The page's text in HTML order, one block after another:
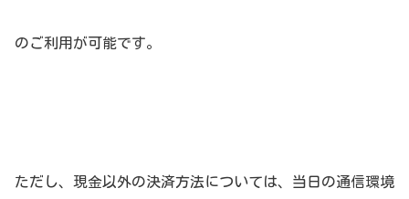
のご利用が可能です。
ただし、現金以外の決済方法については、当日の通信環境